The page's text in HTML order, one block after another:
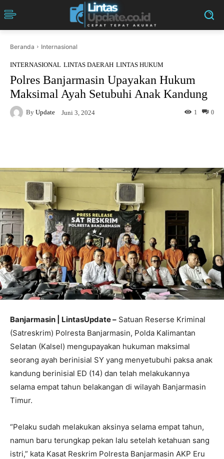
Beranda Internasional
INTERNASIONAL LINTAS DAERAH LINTAS HUKUM
Polres Banjarmasin Upayakan Hukum
Maksimal Ayah Setubuhi Anak Kandung
By Update Juni 3, 2024 0
1
Banjarmasin | LintasUpdate – Satuan Reserse Kriminal
(Satreskrim) Polresta Banjarmasin, Polda Kalimantan
Selatan (Kalsel) mengupayakan hukuman maksimal
seorang ayah berinisial SY yang menyetubuhi paksa anak
kandung berinisial ED (14) dan telah melakukannya
selama empat tahun belakangan di wilayah Banjarmasin
Timur.
“Pelaku sudah melakukan aksinya selama empat tahun,
namun baru terungkap pekan lalu setelah ketahuan sang
istri,” kata Kasat Reskrim Polresta Banjarmasin AKP Eru